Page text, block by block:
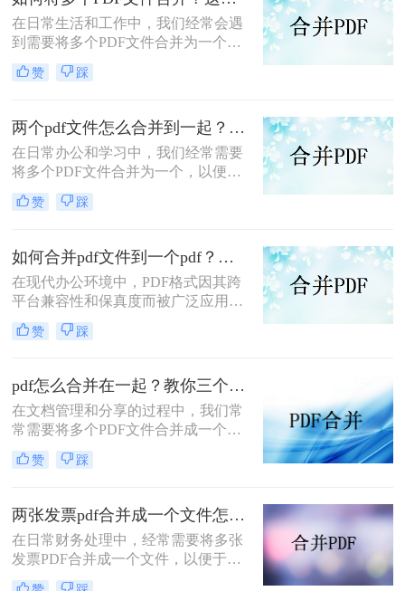
并PDF文件的方法。
在日常生活和工作中，我们经常会遇
到需要将多个PDF文件合并为一个的
情况，以便于查阅、分享或存档。那
么如何将多个PDF文件合并呢？本文
赞 踩
两个pdf文件怎么合并到一起？这三种合并方法超实用！
在日常办公和学习中，我们经常需要
将多个PDF文件合并为一个，以便于
阅读、分享或存档。那么两个pdf文件
怎么合并到一起呢？本文将介绍三种
赞 踩
如何合并pdf文件到一个pdf？分享三种不同的方法来帮助您轻松合并！
在现代办公环境中，PDF格式因其跨
平台兼容性和保真度而被广泛应用于
文档管理和分享。然而，当需要整合
多个PDF文件时，找到一种简单且有
何合并pdf文件到一个pdf呢？本文将
介绍三种不同的方法来帮助您轻松地
将多个PDF文件合并成一个PDF文
件。
赞 踩
pdf怎么合并在一起？教你三个好用办法！
在文档管理和分享的过程中，我们常
常需要将多个PDF文件合并成一个单
一的文件，以简化发送、存储或打印
的过程。无论是为了创建综合报告、
握pdf怎么合并在一起是一项非常实用
的技能。本文将介绍三种不同的PDF
合并方法。
赞 踩
两张发票pdf合并成一个文件怎么弄？掌握这3种方法轻松合并！
在日常财务处理中，经常需要将多张
发票PDF合并成一个文件，以便于归
档、分享或打印。那么两张发票pdf合